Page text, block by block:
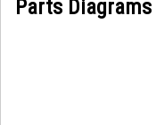
Parts Diagrams